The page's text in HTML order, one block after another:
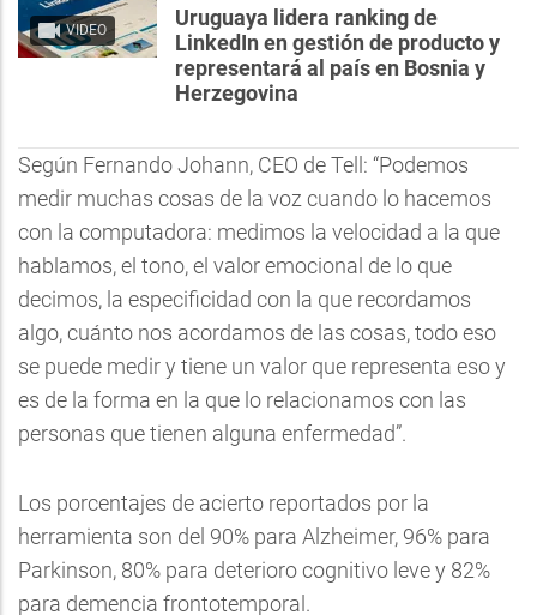
VIDEO
Uruguaya lidera ranking de
LinkedIn en gestión de producto y
representará al país en Bosnia y
Herzegovina
Según Fernando Johann, CEO de Tell: “Podemos
medir muchas cosas de la voz cuando lo hacemos
con la computadora: medimos la velocidad a la que
hablamos, el tono, el valor emocional de lo que
decimos, la especificidad con la que recordamos
algo, cuánto nos acordamos de las cosas, todo eso
se puede medir y tiene un valor que representa eso y
es de la forma en la que lo relacionamos con las
personas que tienen alguna enfermedad”.
Los porcentajes de acierto reportados por la
herramienta son del 90% para Alzheimer, 96% para
Parkinson, 80% para deterioro cognitivo leve y 82%
para demencia frontotemporal.